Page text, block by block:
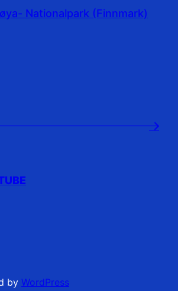
Nationalpark (Finnmark)
→
by WordPress